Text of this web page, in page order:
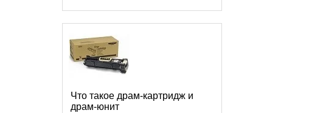
Что такое драм-картридж и
драм-юнит